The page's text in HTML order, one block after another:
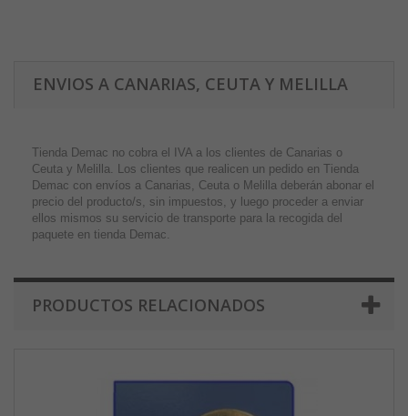
ENVIOS A CANARIAS, CEUTA Y MELILLA
Tienda Demac no cobra el IVA a los clientes de Canarias o
Ceuta y Melilla. Los clientes que realicen un pedido en Tienda
Demac con envíos a Canarias, Ceuta o Melilla deberán abonar el
precio del producto/s, sin impuestos, y luego proceder a enviar
ellos mismos su servicio de transporte para la recogida del
paquete en tienda Demac.
PRODUCTOS RELACIONADOS